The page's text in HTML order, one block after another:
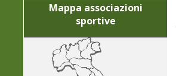
Mappa associazioni
sportive